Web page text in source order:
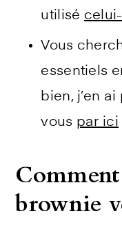
utilisé
Vous
essentiels
bien, j’en
vous par ici
brownie